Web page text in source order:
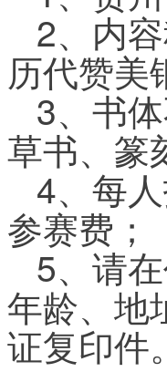
2、内
历代赞美
3、书
草书、篆
4、每
参赛费；
5、请
年龄、地
证复印件。